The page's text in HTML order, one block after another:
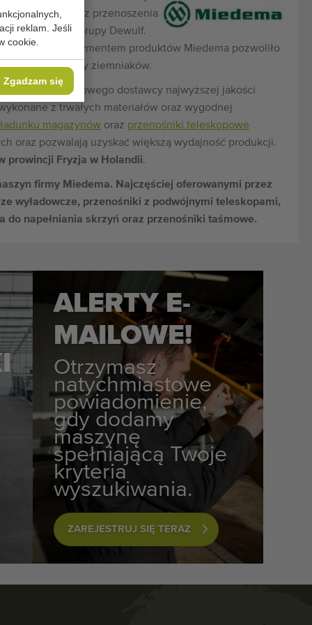
reklam. Jeśli
cookie.
Zgadzam się
sortowania oraz przenoszenia
w skład Grupy Dewulf.
Dewulf z asortymentem produktów Miedema pozwoliło
do uprawy ziemniaków.
międzynarodowego dostawcy najwyższej jakości
z trwałych materiałów oraz wygodnej
magazynów oraz przenośniki teleskopowe
oraz pozwalają uzyskać większą wydajność produkcji.
prowincji Fryzja w Holandii.
firmy Miedema. Najczęściej oferowanymi przez
wyładowcze, przenośniki z podwójnymi teleskopami,
do napełniania skrzyń oraz przenośniki taśmowe.
ALERTY E-
MAILOWE!
Otrzymasz
natychmiastowe
powiadomienie,
gdy dodamy
maszynę
spełniającą Twoje
kryteria
wyszukiwania.
ZAREJESTRUJ SIĘ TERAZ